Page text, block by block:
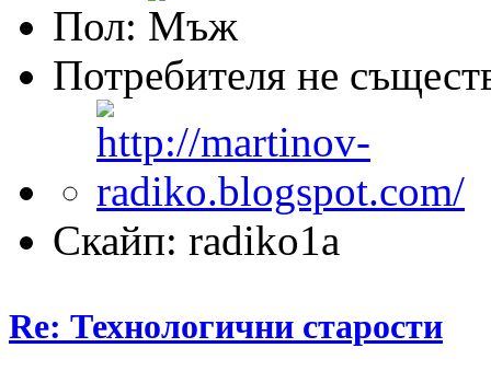
Пол:
Потребителя не
Скайп: radiko1a
Re: Технологични старости